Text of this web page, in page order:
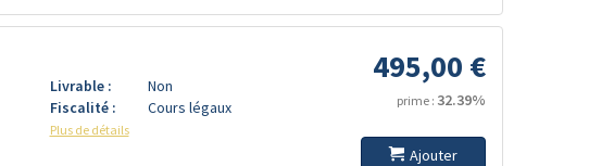
Livrable :
Non
Fiscalité :
Cours légaux
Plus de détails
495,00 €
prime : 32.39%
Ajouter